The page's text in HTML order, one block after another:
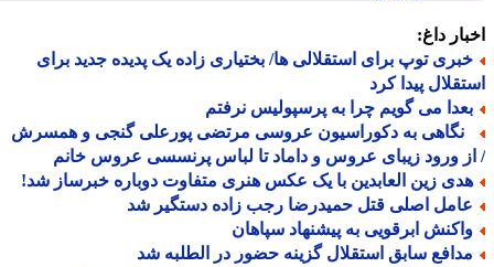
داغ:
توپ برای استقلالی ها/ بختیاری زاده یک پدیده جدید برای
پیدا کرد
می گویم چرا به پرسپولیس نرفتم
به دکوراسیون عروسی مرتضی پورعلی گنجی و همسرش
ورود زیبای عروس و داماد تا لباس پرنسسی عروس خانم
زین العابدین با یک عکس هنری متفاوت دوباره خبرساز شد!
اصلی قتل حمیدرضا رجب زاده دستگیر شد
ابرقویی به پیشنهاد سپاهان
سابق استقلال گزینه حضور در الطلبه شد